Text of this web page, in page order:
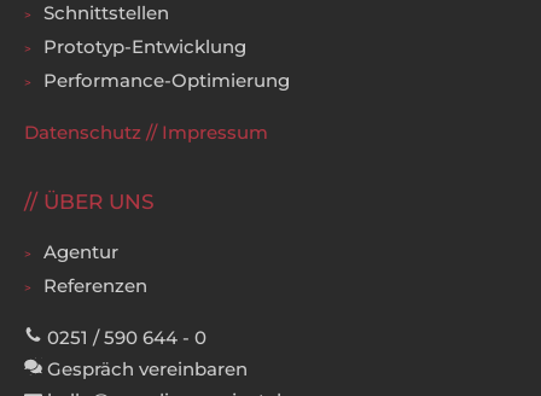
Schnittstellen
Prototyp-Entwicklung
Performance-Optimierung
Datenschutz // Impressum
ÜBER UNS
Agentur
Referenzen
0251 / 590 644 - 0
Gespräch vereinbaren